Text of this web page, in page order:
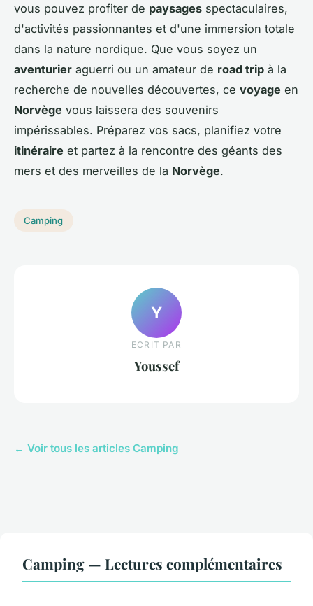
vous pouvez profiter de paysages spectaculaires,
d'activités passionnantes et d'une immersion totale
dans la nature nordique. Que vous soyez un
aventurier aguerri ou un amateur de road trip à la
recherche de nouvelles découvertes, ce voyage en
Norvège vous laissera des souvenirs
impérissables. Préparez vos sacs, planifiez votre
itinéraire et partez à la rencontre des géants des
mers et des merveilles de la Norvège.
Camping
Y
ECRIT PAR
Youssef
← Voir tous les articles Camping
Camping — Lectures complémentaires